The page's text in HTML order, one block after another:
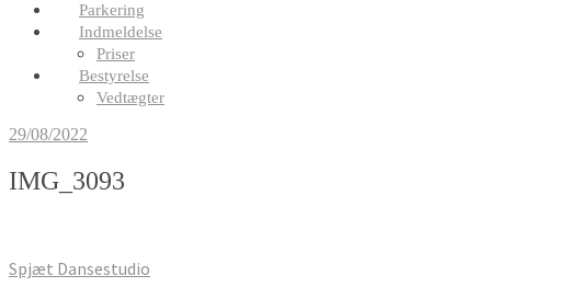
Parkering
Indmeldelse
Priser
Bestyrelse
Vedtægter
29/08/2022
IMG_3093
Indlægsnavigation
Spjæt Dansestudio